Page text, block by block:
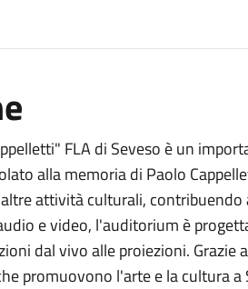
FLA di Seveso è un
alla memoria di Paolo
attività culturali,
e video, l'auditorium è
dal vivo alle proiezioni. Grazie
promuovono l'arte e la cultura a